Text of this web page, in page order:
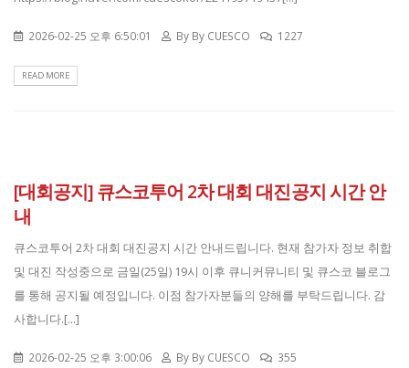
2026-02-25 오후 6:50:01 By By CUESCO 1227
READ MORE
[대회공지] 큐스코투어 2차 대회 대진공지 시간 안
내
큐스코투어 2차 대회 대진공지 시간 안내드립니다. 현재 참가자 정보 취합
및 대진 작성중으로 금일(25일) 19시 이후 큐니커뮤니티 및 큐스코 블로그
를 통해 공지될 예정입니다. 이점 참가자분들의 양해를 부탁드립니다. 감
사합니다.[...]
2026-02-25 오후 3:00:06 By By CUESCO 355